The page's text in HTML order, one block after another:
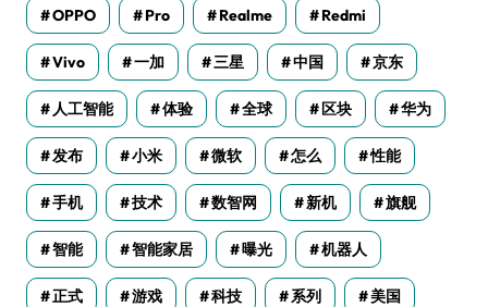
OPPO Pro Realme Redmi
Vivo 一加 三星 中国 京东
人工智能 体验 全球 区块 华为
发布 小米 微软 怎么 性能
手机 技术 数智网 新机 旗舰
智能 智能家居 曝光 机器人
正式 游戏 科技 系列 美国